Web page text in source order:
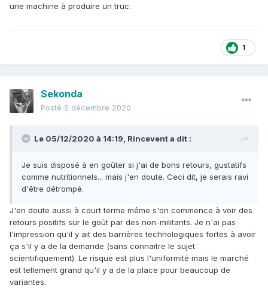
une machine à produire un truc.
1
Sekonda
Posté 5 décembre 2020
Le 05/12/2020 à 14:19, Rinceventa dit :
Je suis disposé à en goûter si j'ai de bons retours, gustatifs
comme nutritionnels... mais j'en doute. Ceci dit, je serais ravi
d'être détrompé.
J'en doute aussi à court terme même s'on commence à voir des
retours positifs sur le goût par des non-militants. Je n'ai pas
l'impression qu'il y ait des barrières technologiques fortes à avoir
ça s'il y a de la demande (sans connaitre le sujet
scientifiquement). Le risque est plus l'uniformité mais le marché
est tellement grand qu'il y a de la place pour beaucoup de
variantes.